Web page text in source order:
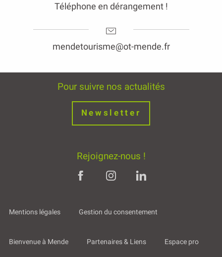
Téléphone en dérangement !
mendetourisme@ot-mende.fr
Pour suivre nos actualités
Newsletter
Rejoignez-nous !
Mentions légales Gestion du consentement
Bienvenue à Mende Partenaires & Liens Espace pro